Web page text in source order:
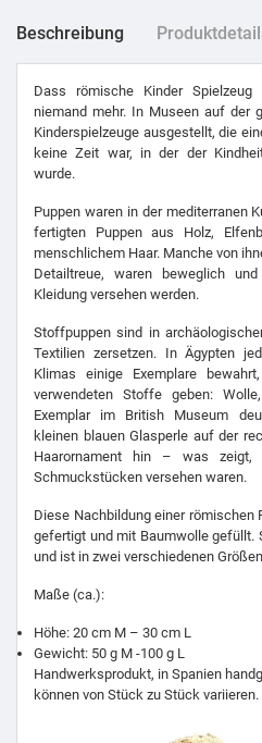
Beschreibung
Dass römische Kinder
niemand mehr. In Museen auf der
Kinderspielzeuge ausgestellt, die
keine Zeit war, in der der
wurde.
Puppen waren in der mediterranen
fertigten Puppen aus Holz,
menschlichem Haar. Manche von
Detailtreue, waren beweglich
Kleidung versehen werden.
Stoffpuppen sind in
Textilien zersetzen. In Ägypten
Klimas einige Exemplare
verwendeten Stoffe geben:
Exemplar im British Museum
kleinen blauen Glasperle auf der
Haarornament hin – was
Schmuckstücken versehen waren.
Diese Nachbildung einer römischen
gefertigt und mit Baumwolle gefüllt.
und ist in zwei verschiedenen
Maße (ca.):
Höhe: 20 cm M – 30 cm L
Gewicht: 50 g M -100 g L
Handwerksprodukt, in Spanien
können von Stück zu Stück variieren.